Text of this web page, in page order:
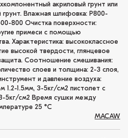
акриловый грунт или
Влажная шлифовка: P800-
800 Очистка поверхности:
примеси с помощью
Характеристика: высококлассное
высокой твердости, глянцевое
Соотношение смешивания:
слоев и толщина: 2-3 слоя,
и давление воздуха:
1.2-1.5мм, 3-5кг/см2 пистолет с
5кг/см2 Время сушки между
25 °C
MACAW